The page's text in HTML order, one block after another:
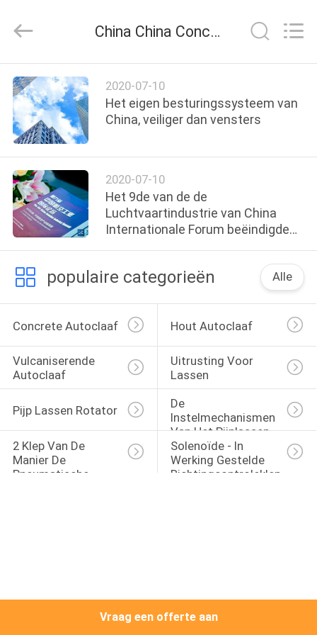
HUIS
PRODUCTEN
ONGEVEER
ONS
FABRIEKSREIS
KWALITEITSCONTROLE
CONTACTEER
ONS
NIEUWS
VERZOEK
OM EEN
Rights
by
ECER
China China Concrete Autoclave Online Market bedrijf nieuws
2020-07-10
Het eigen besturingssysteem van
China, veiliger dan vensters
2020-07-10
Het 9de van de de
Luchtvaartindustrie van China
Internationale Forum beëindigde
populaire categorieën Alle
Concrete Autoclaaf Hout Autoclaaf
Vulcaniserende
Autoclaaf
Uitrusting Voor
Lassen
Pijp Lassen Rotator
De
Instelmechanismen
Van Het Pijplassen
2 Klep Van De
Manier De
Pneumatische
Solenoïde - In
Werking Gestelde
Richtingcontroleklep
Vraag een offerte aan